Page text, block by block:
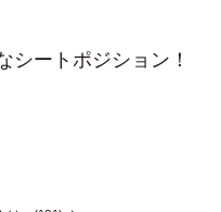
シートポジション！